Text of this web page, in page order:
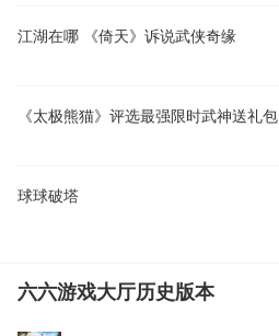
江湖在哪 《倚天》诉说武侠奇缘
《太极熊猫》评选最强限时武神送礼包
球球破塔
六六游戏大厅历史版本